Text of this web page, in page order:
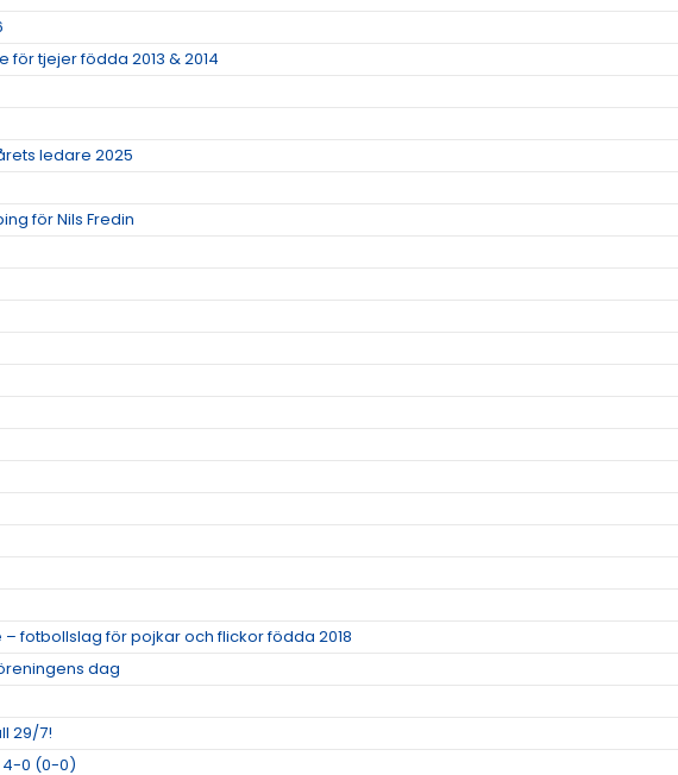
tjejer födda 2013 & 2014
ledare 2025
för Nils Fredin
fotbollslag för pojkar och flickor födda 2018
dag
29/7!
4-0 (0-0)